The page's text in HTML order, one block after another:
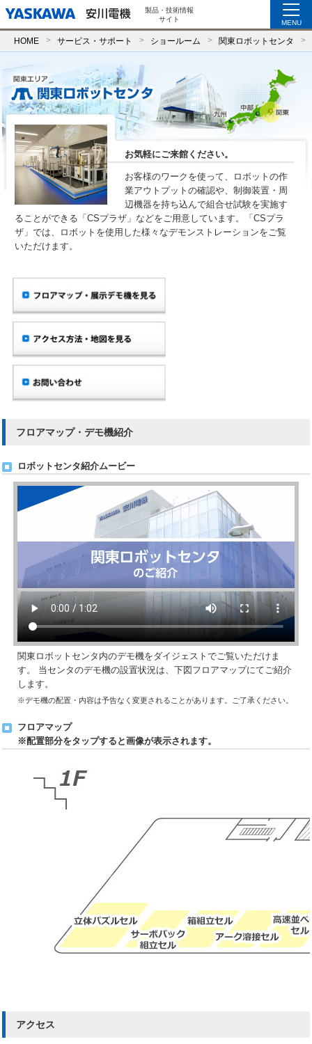
製品・技術情報
サイト
MENU
HOME サービス・サポート ショールーム 関東ロボットセンタ
お気軽にご来館ください。
お客様のワークを使って、ロボットの作
業アウトプットの確認や、制御装置・周
辺機器を持ち込んで組合せ試験を実施す
ることができる「CSプラザ」などをご用意しています。「CSプラ
ザ」では、ロボットを使用した様々なデモンストレーションをご覧
いただけます。
フロアマップ・デモ機紹介
ロボットセンタ紹介ムービー
関東ロボットセンタ内のデモ機をダイジェストでご覧いただけま
す。 当センタのデモ機の設置状況は、下図フロアマップにてご紹介
します。
※デモ機の配置・内容は予告なく変更されることがあります。ご了承ください。
フロアマップ
※配置部分をタップすると画像が表示されます。
アクセス